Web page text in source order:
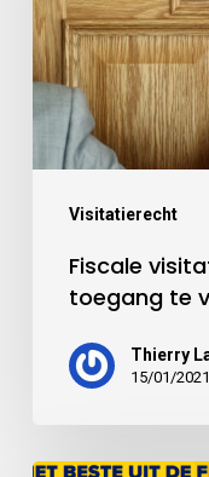
Visitatierecht
Fiscale
toegang te
Thierry
15/01/2021